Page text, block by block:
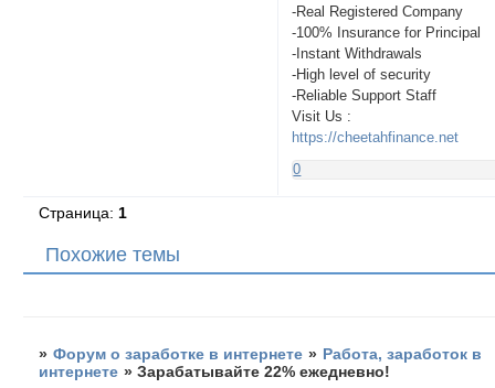
-Real Registered Company
-100% Insurance for Principal
-Instant Withdrawals
-High level of security
-Reliable Support Staff
Visit Us :
https://cheetahfinance.net
0
Страница: 1
Похожие темы
» Форум о заработке в интернете » Работа, заработок в
интернете »Зарабатывайте 22% ежедневно!